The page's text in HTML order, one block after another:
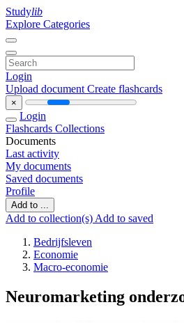
Studylib
Explore Categories
Login
Upload document Create flashcards
×
Login
Flashcards Collections
Documents
Last activity
My documents
Saved documents
Profile
Add to ...
Add to collection(s) Add to saved
Bedrijfsleven
Economie
Macro-economie
Neuromarketing